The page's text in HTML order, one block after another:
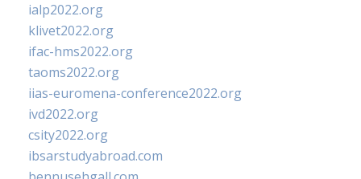
ialp2022.org
klivet2022.org
ifac-hms2022.org
taoms2022.org
iias-euromena-conference2022.org
ivd2022.org
csity2022.org
ibsarstudyabroad.com